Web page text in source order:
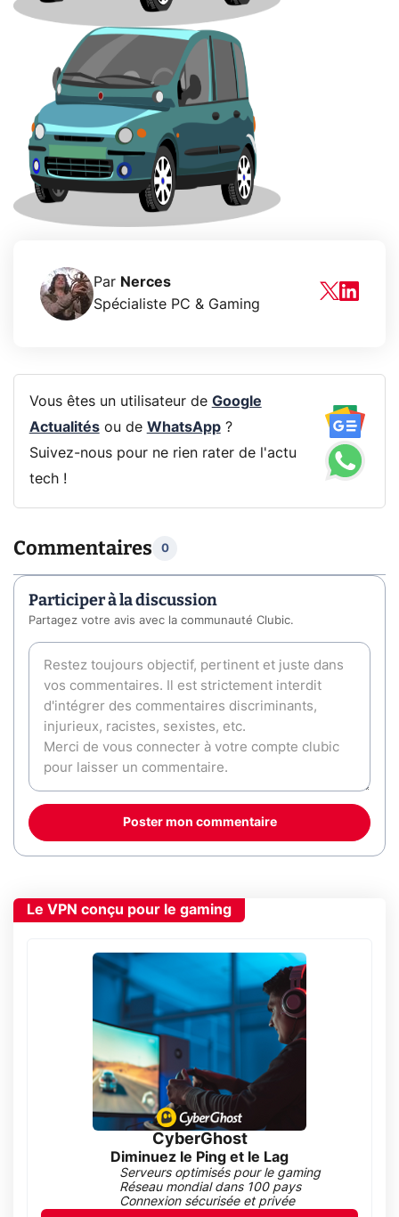
Par Nerces
Spécialiste PC & Gaming
Vous êtes un utilisateur de Google
Actualitésou de WhatsApp?
Suivez-nous pour ne rien rater de l'actu
tech !
Commentaires 0
Participer à la discussion
Partagez votre avis avec la communauté Clubic.
Poster mon commentaire
Le VPN conçu pour le gaming
CyberGhost
Diminuez le Ping et le Lag
Serveurs optimisés pour le gaming
Réseau mondial dans 100 pays
Connexion sécurisée et privée